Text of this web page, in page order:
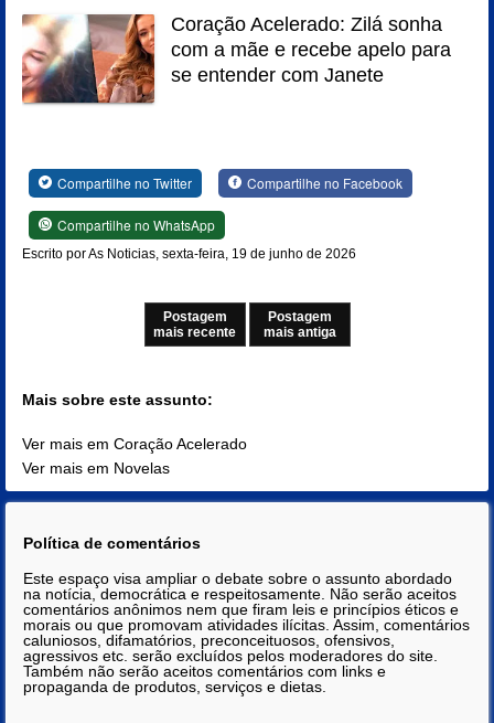
Coração Acelerado: Zilá sonha
com a mãe e recebe apelo para
se entender com Janete
Compartilhe no Twitter Compartilhe no Facebook
Compartilhe no WhatsApp
Escrito por As Noticias, sexta-feira, 19 de junho de 2026
Postagem
mais recente
Postagem
mais antiga
Mais sobre este assunto:
Ver mais em Coração Acelerado
Ver mais em Novelas
Política de comentários
Este espaço visa ampliar o debate sobre o assunto abordado
na notícia, democrática e respeitosamente. Não serão aceitos
comentários anônimos nem que firam leis e princípios éticos e
morais ou que promovam atividades ilícitas. Assim, comentários
caluniosos, difamatórios, preconceituosos, ofensivos,
agressivos etc. serão excluídos pelos moderadores do site.
Também não serão aceitos comentários com links e
propaganda de produtos, serviços e dietas.